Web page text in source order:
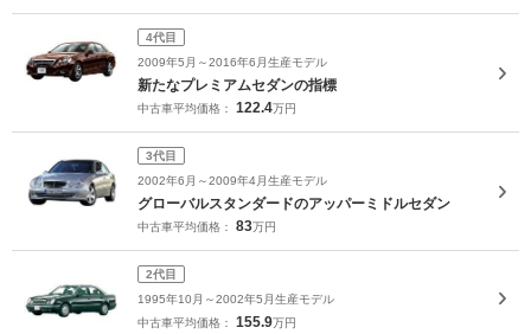
4代目
2009年5月～2016年6月生産モデル
新たなプレミアムセダンの指標
中古車平均価格： 122.4万円
3代目
2002年6月～2009年4月生産モデル
グローバルスタンダードのアッパーミドルセダン
中古車平均価格： 83万円
2代目
1995年10月～2002年5月生産モデル
中古車平均価格： 155.9万円